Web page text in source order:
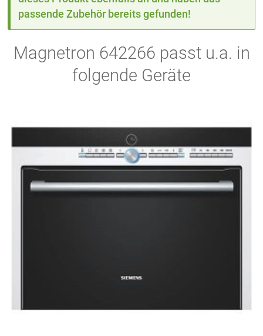
passende Zubehör bereits gefunden!
Magnetron 642266 passt u.a. in
folgende Geräte